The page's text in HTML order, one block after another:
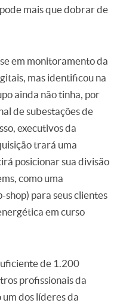
mais que dobrar de
em monitoramento da
mas identificou na
ainda não tinha, por
de subestações de
executivos da
trará uma
posicionar sua divisão
como uma
para seus clientes
em curso
de 1.200
profissionais da
um dos líderes da